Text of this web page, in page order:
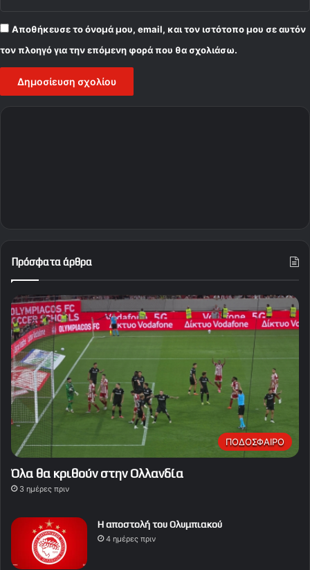
Αποθήκευσε το όνομά μου, email, και τον ιστότοπο μου σε αυτόν
τον πλοηγό για την επόμενη φορά που θα σχολιάσω.
Πρόσφατα άρθρα
ΠΟΔΟΣΦΑΙΡΟ
Όλα θα κριθούν στην Ολλανδία
3 ημέρες πριν
Η αποστολή του Ολυμπιακού
4 ημέρες πριν